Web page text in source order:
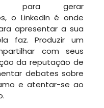
para gerar
o LinkedIn é onde
apresentar a sua
faz. Produzir um
com seus
da reputação de
debates sobre
e atentar-se ao